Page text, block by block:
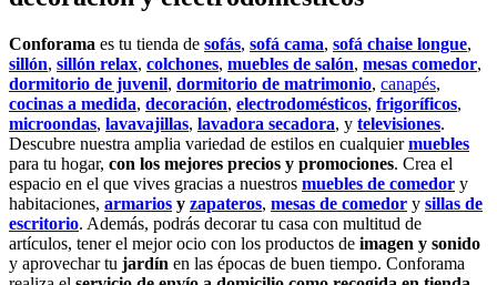
Conforama es tu tienda de sofás, sofá cama, sofá chaise longue,
sillón, sillón relax, colchones, muebles de salón, mesas comedor,
dormitorio de juvenil, dormitorio de matrimonio, canapés,
cocinas a medida, decoración, electrodomésticos, frigoríficos,
microondas, lavavajillas, lavadora secadora, y televisiones.
Descubre nuestra amplia variedad de estilos en cualquiermuebles
para tu hogar, con los mejores precios y promociones. Crea el
espacio en el que vives gracias a nuestros muebles de comedor y
habitaciones, armarios y zapateros, mesas de comedor y sillas de
escritorio. Además, podrás decorar tu casa con multitud de
artículos, tener el mejor ocio con los productos de imagen y sonido
y aprovechar tu jardín en las épocas de buen tiempo. Conforama